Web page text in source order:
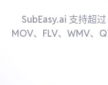
SubEasy.ai 支持超
MOV、FLV、WMV、